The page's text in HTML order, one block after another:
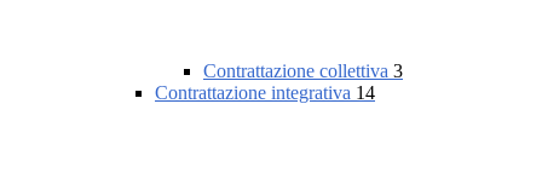
Contrattazione collettiva 3
Contrattazione integrativa 14